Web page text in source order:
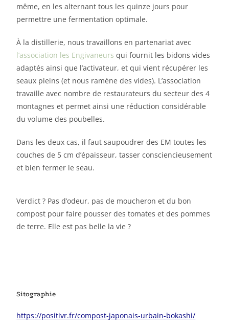
même, en les alternant tous les quinze jours pour
permettre une fermentation optimale.
À la distillerie, nous travaillons en partenariat avec
l’association les Engivaneurs qui fournit les bidons vides
adaptés ainsi que l’activateur, et qui vient récupérer les
seaux pleins (et nous ramène des vides). L’association
travaille avec nombre de restaurateurs du secteur des 4
montagnes et permet ainsi une réduction considérable
du volume des poubelles.
Dans les deux cas, il faut saupoudrer des EM toutes les
couches de 5 cm d’épaisseur, tasser consciencieusement
et bien fermer le seau.
Verdict ? Pas d’odeur, pas de moucheron et du bon
compost pour faire pousser des tomates et des pommes
de terre. Elle est pas belle la vie ?
Sitographie
https://positivr.fr/compost-japonais-urbain-bokashi/